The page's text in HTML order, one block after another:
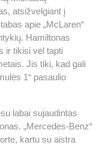
atsižvelgiant į
apie „McLaren“
Hamiltonas
ir tikisi vėl tapti
Jis tiki, kad gali
1“ pasaulio
labai sujaudintas
„Mercedes-Benz“
kartu su aistra